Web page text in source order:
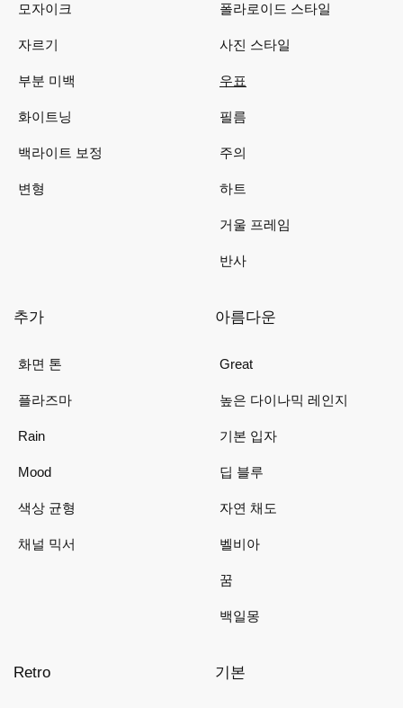
모자이크
자르기
부분 미백
화이트닝
백라이트 보정
변형
폴라로이드 스타일
사진 스타일
우표
필름
주의
하트
거울 프레임
반사
추가
화면 톤
플라즈마
Rain
Mood
색상 균형
채널 믹서
아름다운
Great
높은 다이나믹 레인지
기본 입자
딥 블루
자연 채도
벨비아
꿈
백일몽
Retro 기본